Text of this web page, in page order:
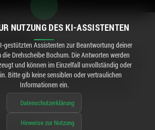
NUTZUNG DES KI-ASSISTENTEN
gestützten Assistenten zur Beantwortung deiner
die Drehscheibe Bochum. Die Antworten werden
und können im Einzelfall unvollständig oder
Bitte gib keine sensiblen oder vertraulichen
Informationen ein.
Datenschutzerklärung
Hinweise zur Nutzung
deine Lieblingszeitschrift, ein Lotto-Ticket oder
Bei Schönwasser in der Drehscheibe Bochum findest
viel mehr! Von der Postfiliale bis zum Handy-
täglicher Stopp für alles Wichtige und ein kleines